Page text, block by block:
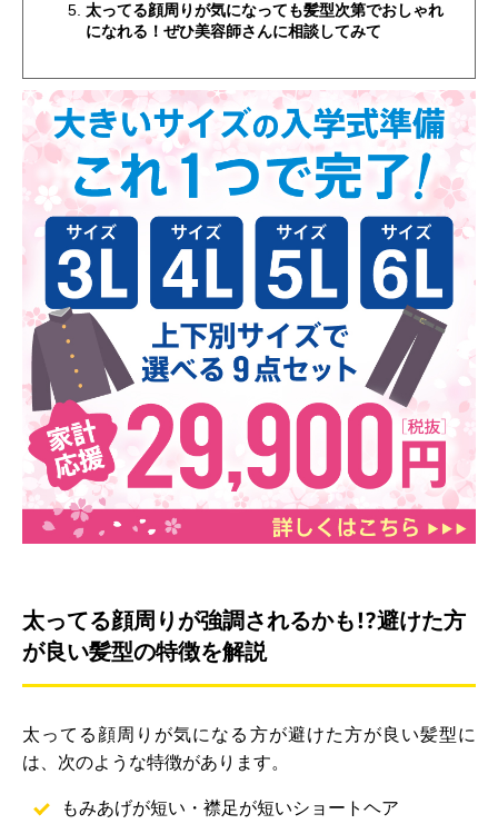
太ってる顔周りが気になっても髪型次第でおしゃれ
になれる！ぜひ美容師さんに相談してみて
太ってる顔周りが強調されるかも!?避けた方
が良い髪型の特徴を解説
太ってる顔周りが気になる方が避けた方が良い髪型に
は、次のような特徴があります。
もみあげが短い・襟足が短いショートヘア